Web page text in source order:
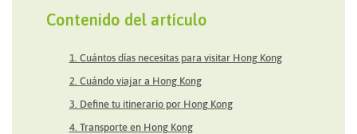
Contenido del artículo
1. Cuántos días necesitas para visitar Hong Kong
2. Cuándo viajar a Hong Kong
3. Define tu itinerario por Hong Kong
4. Transporte en Hong Kong